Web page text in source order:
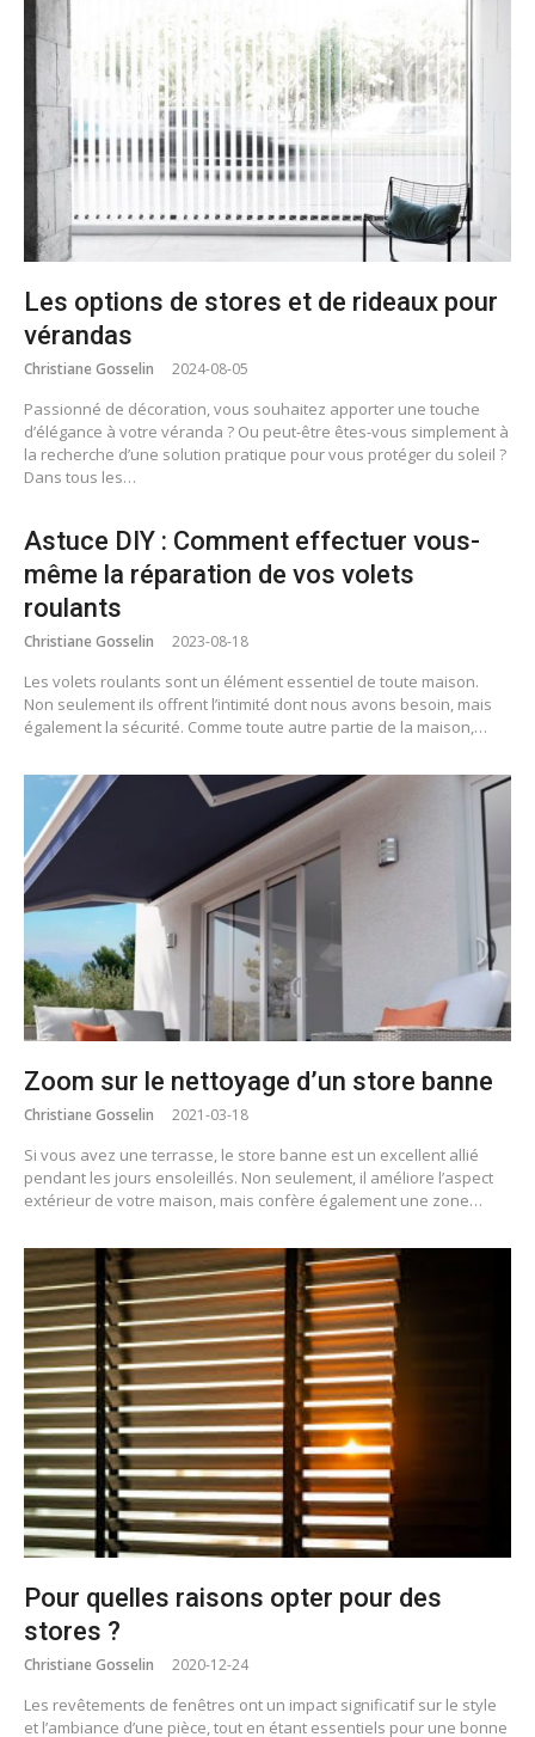
Les options de stores et de rideaux pour
vérandas
Christiane Gosselin 2024-08-05
Passionné de décoration, vous souhaitez apporter une touche
d’élégance à votre véranda ? Ou peut-être êtes-vous simplement à
la recherche d’une solution pratique pour vous protéger du soleil ?
Dans tous les…
Astuce DIY : Comment effectuer vous-
même la réparation de vos volets
roulants
Christiane Gosselin 2023-08-18
Les volets roulants sont un élément essentiel de toute maison.
Non seulement ils offrent l’intimité dont nous avons besoin, mais
également la sécurité. Comme toute autre partie de la maison,…
Zoom sur le nettoyage d’un store banne
Christiane Gosselin 2021-03-18
Si vous avez une terrasse, le store banne est un excellent allié
pendant les jours ensoleillés. Non seulement, il améliore l’aspect
extérieur de votre maison, mais confère également une zone…
Pour quelles raisons opter pour des
stores ?
Christiane Gosselin 2020-12-24
Les revêtements de fenêtres ont un impact significatif sur le style
et l’ambiance d’une pièce, tout en étant essentiels pour une bonne